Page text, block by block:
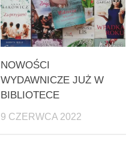
NOWOŚCI
WYDAWNICZE JUŻ W
BIBLIOTECE
9 CZERWCA 2022